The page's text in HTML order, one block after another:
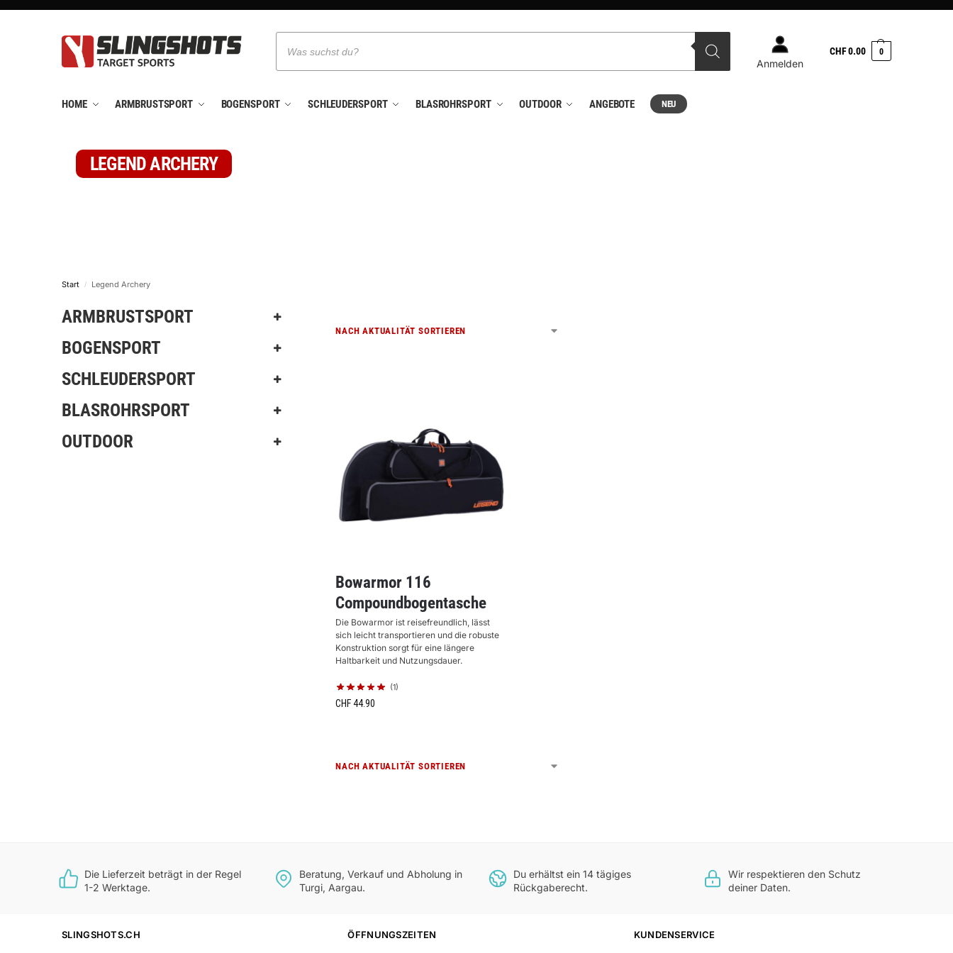
Anmelden
CHF0.00 0
HOME ARMBRUSTSPORT BOGENSPORT SCHLEUDERSPORT BLASROHRSPORT OUTDOOR ANGEBOTE NEU
LEGEND ARCHERY
Start / Legend Archery
Bowarmor 116
Compoundbogentasche
Die Bowarmor ist reisefreundlich, lässt
sich leicht transportieren und die robuste
Konstruktion sorgt für eine längere
Haltbarkeit und Nutzungsdauer.
(1)
CHF44.90
ARMBRUSTSPORT
–
BOGENSPORT
–
SCHLEUDERSPORT
BLASROHRSPORT
–
OUTDOOR
Die Lieferzeit beträgt in der Regel
1-2 Werktage.
Beratung, Verkauf und Abholung in
Turgi, Aargau.
Du erhältst ein 14 tägiges
Rückgaberecht.
Wir respektieren den Schutz
deiner Daten.
SLINGSHOTS.CH ÖFFNUNGSZEITEN KUNDENSERVICE